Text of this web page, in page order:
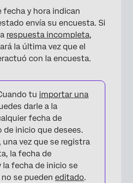
×
fecha y hora indican
envía su encuesta. Si
respuesta incompleta,
la última vez que el
con la encuesta.
tu importar una
darle a la
fecha de
de inicio que desees.
una vez que se registra
la fecha de
la fecha de inicio se
se pueden editado.